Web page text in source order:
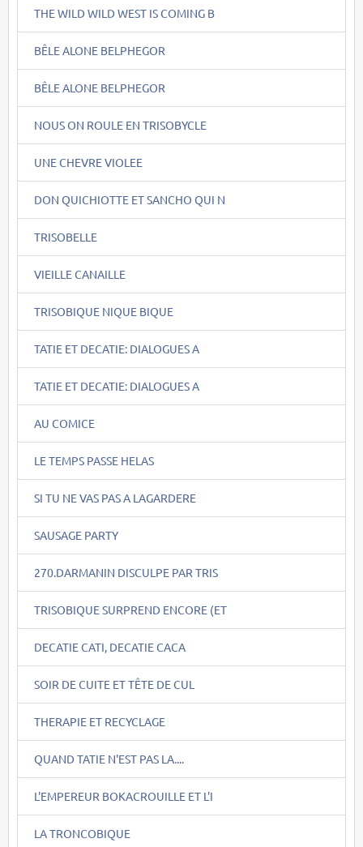
THE WILD WILD WEST IS COMING B
BÊLE ALONE BELPHEGOR
BÊLE ALONE BELPHEGOR
NOUS ON ROULE EN TRISOBYCLE
UNE CHEVRE VIOLEE
DON QUICHIOTTE ET SANCHO QUI N
TRISOBELLE
VIEILLE CANAILLE
TRISOBIQUE NIQUE BIQUE
TATIE ET DECATIE: DIALOGUES A
TATIE ET DECATIE: DIALOGUES A
AU COMICE
LE TEMPS PASSE HELAS
SI TU NE VAS PAS A LAGARDERE
SAUSAGE PARTY
270.DARMANIN DISCULPE PAR TRIS
TRISOBIQUE SURPREND ENCORE (ET
DECATIE CATI, DECATIE CACA
SOIR DE CUITE ET TÊTE DE CUL
THERAPIE ET RECYCLAGE
QUAND TATIE N'EST PAS LA....
L'EMPEREUR BOKACROUILLE ET L'I
LA TRONCOBIQUE